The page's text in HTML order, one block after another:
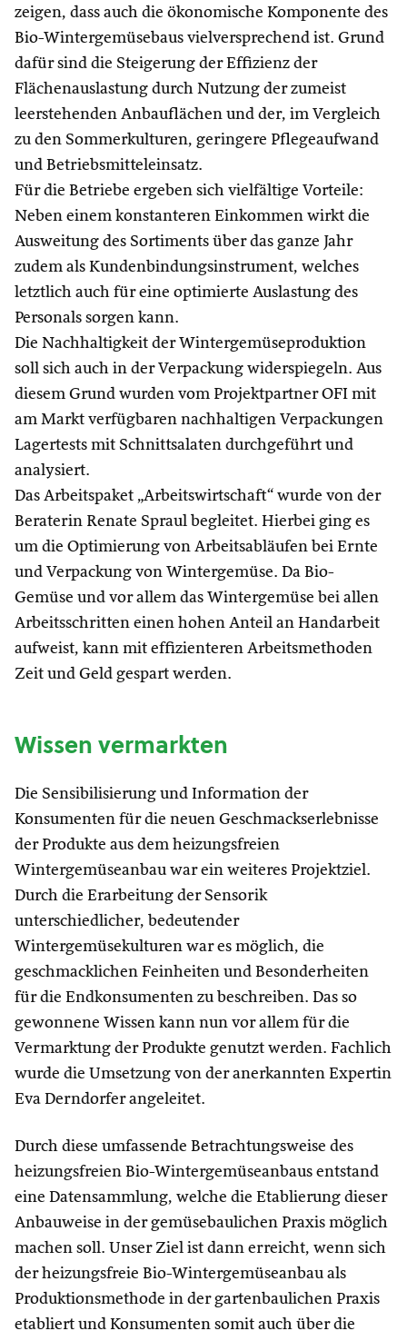
zeigen, dass auch die ökonomische Komponente des
Bio-Wintergemüsebaus vielversprechend ist. Grund
dafür sind die Steigerung der Effizienz der
Flächenauslastung durch Nutzung der zumeist
leerstehenden Anbauflächen und der, im Vergleich
zu den Sommerkulturen, geringere Pflegeaufwand
und Betriebsmitteleinsatz.
Für die Betriebe ergeben sich vielfältige Vorteile:
Neben einem konstanteren Einkommen wirkt die
Ausweitung des Sortiments über das ganze Jahr
zudem als Kundenbindungsinstrument, welches
letztlich auch für eine optimierte Auslastung des
Personals sorgen kann.
Die Nachhaltigkeit der Wintergemüseproduktion
soll sich auch in der Verpackung widerspiegeln. Aus
diesem Grund wurden vom Projektpartner OFI mit
am Markt verfügbaren nachhaltigen Verpackungen
Lagertests mit Schnittsalaten durchgeführt und
analysiert.
Das Arbeitspaket „Arbeitswirtschaft“ wurde von der
Beraterin Renate Spraul begleitet. Hierbei ging es
um die Optimierung von Arbeitsabläufen bei Ernte
und Verpackung von Wintergemüse. Da Bio-
Gemüse und vor allem das Wintergemüse bei allen
Arbeitsschritten einen hohen Anteil an Handarbeit
aufweist, kann mit effizienteren Arbeitsmethoden
Zeit und Geld gespart werden.
Wissen vermarkten
Die Sensibilisierung und Information der
Konsumenten für die neuen Geschmackserlebnisse
der Produkte aus dem heizungsfreien
Wintergemüseanbau war ein weiteres Projektziel.
Durch die Erarbeitung der Sensorik
unterschiedlicher, bedeutender
Wintergemüsekulturen war es möglich, die
geschmacklichen Feinheiten und Besonderheiten
für die Endkonsumenten zu beschreiben. Das so
gewonnene Wissen kann nun vor allem für die
Vermarktung der Produkte genutzt werden. Fachlich
wurde die Umsetzung von der anerkannten Expertin
Eva Derndorfer angeleitet.
Durch diese umfassende Betrachtungsweise des
heizungsfreien Bio-Wintergemüseanbaus entstand
eine Datensammlung, welche die Etablierung dieser
Anbauweise in der gemüsebaulichen Praxis möglich
machen soll. Unser Ziel ist dann erreicht, wenn sich
der heizungsfreie Bio-Wintergemüseanbau als
Produktionsmethode in der gartenbaulichen Praxis
etabliert und Konsumenten somit auch über die